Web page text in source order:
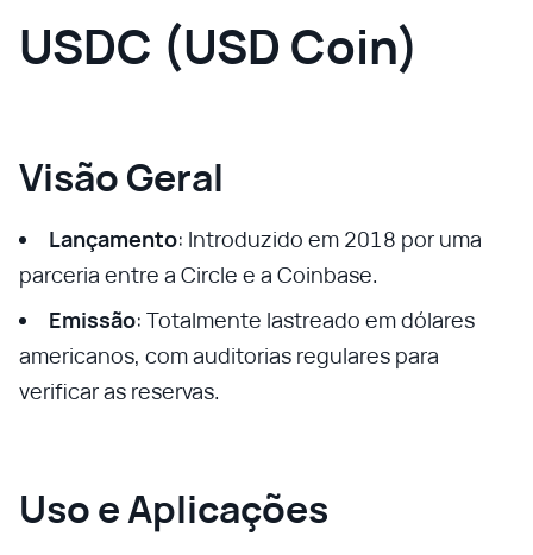
USDC (USD Coin)
Visão Geral
Lançamento: Introduzido em 2018 por uma
parceria entre a Circle e a Coinbase.
Emissão: Totalmente lastreado em dólares
americanos, com auditorias regulares para
verificar as reservas.
Uso e Aplicações